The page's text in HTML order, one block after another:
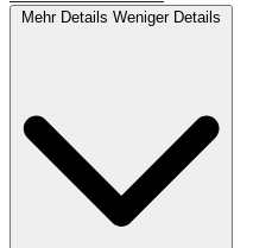
Mehr Details Weniger Details